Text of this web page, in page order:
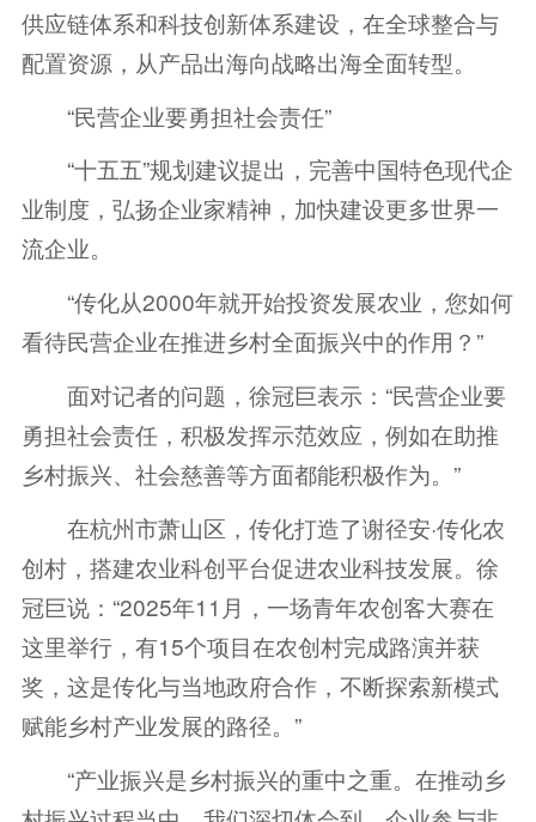
供应链体系和科技创新体系建设，在全球整合与
配置资源，从产品出海向战略出海全面转型。
“民营企业要勇担社会责任”
“十五五”规划建议提出，完善中国特色现代企
业制度，弘扬企业家精神，加快建设更多世界一
流企业。
“传化从2000年就开始投资发展农业，您如何
看待民营企业在推进乡村全面振兴中的作用？”
面对记者的问题，徐冠巨表示：“民营企业要
勇担社会责任，积极发挥示范效应，例如在助推
乡村振兴、社会慈善等方面都能积极作为。”
在杭州市萧山区，传化打造了谢径安·传化农
创村，搭建农业科创平台促进农业科技发展。徐
冠巨说：“2025年11月，一场青年农创客大赛在
这里举行，有15个项目在农创村完成路演并获
奖，这是传化与当地政府合作，不断探索新模式
赋能乡村产业发展的路径。”
“产业振兴是乡村振兴的重中之重。在推动乡